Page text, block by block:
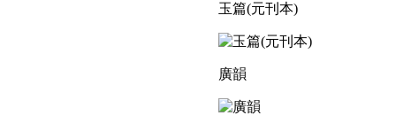
玉篇(元刊本)
廣韻